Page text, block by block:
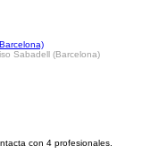
Sabadell (Barcelona)
con 4 profesionales.